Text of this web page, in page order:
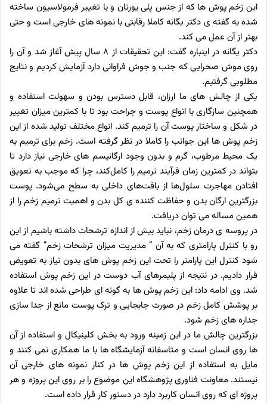
این زخم پوش ها که از جنس پلی یورتان و با تغییر فرمولاسیون ساخته
شده به گفته ی دکتر یگانه‌ کاملا رقابتی با نمونه های خارجی است و حتی
بهتر از آن عمل می کند.
دکتر‌ یگانه در اینباره گفت: این تحقیقات از ۸سال پیش آغاز شد و آن را
روی موش صحرایی که جنب و جوش فراوانی دارد آزمایش کردیم و نتایج
مطلوبی گرفتیم.
یکی از چالش های ما ارزان، قابل دسترس بودن و سهولت استفاده و
همچنین سازگاری با انواع پوست و جراحت بود تا با کمترین میزان تغییر
در شکل و ساختار پوست آن را ترمیم کند. انواع‌ مختلف‌ تولید شده از این
زخم پوش ها این جوانب را کاملا در نظر گرفته است. زخم برای ترمیم به
یک محیط مرطوب، گرم و بدون وجود ارگانیسم های خارجی نیاز دارد تا
بتواند در کمترین زمان فرآیند ترمیم را کامل‌کند، چرا که موجب به تعویق
افتادن مهاجرت سلول‌ها از بافت‌های داخلی به سطح می‌شود. پوست
بزرگترین ارگان بدن و حفاظت کننده ی کل بدن و اهمیت ترمیم زخم را از
همین مساله می توان دریافت.
در پروسه ی درمان زخم، نباید بیش از اندازه ترشحات داشته باشیم از این
رو با کنترل پارامتری که به آن ” مدیریت میزان ترشحات زخم” گفته می
شود کنترل این پارامتر را تحت این زخم پوش های بدون نیاز به تعویض
قرار دادیم. در نتیجه از پلیمرهای آب دوست در این زخم پوش استفاده
شد. وی ادامه داد: این زخم پوش ها به گونه ای طراحی شده اند تا علاوه
بر پوشش کامل زخم در صورت جابجایی و ترک پوست مانع از جدا سازی
جداره های زخم شود.
بزرگترین‌ چالش ما در این زمینه ورود به بخش کلینیکال و استفاده از آن
ها روی انسان است و متاسفانه آزمایشگاه ها با ما همکاری نمی کنند و
مایل به استفاده از این زخم پوش ها در کنار نمونه های خارجی آن
نیستند. معاونت فناوری پژوهشگاه این موضوع را بر روی این پروژه و هر
پروژه ای که روی انسان کاربرد دارد در دستور کار قرار داده است.